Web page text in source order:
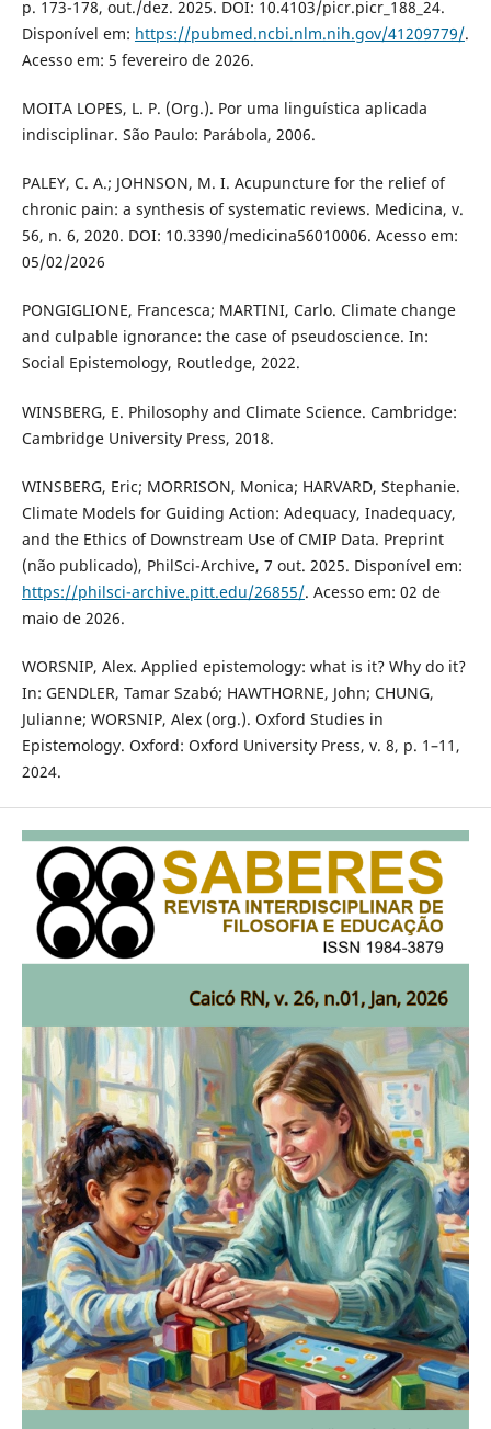
p. 173-178, out./dez. 2025. DOI: 10.4103/picr.picr_188_24.
Disponível em: https://pubmed.ncbi.nlm.nih.gov/41209779/.
Acesso em: 5 fevereiro de 2026.
MOITA LOPES, L. P. (Org.). Por uma linguística aplicada
indisciplinar. São Paulo: Parábola, 2006.
PALEY, C. A.; JOHNSON, M. I. Acupuncture for the relief of
chronic pain: a synthesis of systematic reviews. Medicina, v.
56, n. 6, 2020. DOI: 10.3390/medicina56010006. Acesso em:
05/02/2026
PONGIGLIONE, Francesca; MARTINI, Carlo. Climate change
and culpable ignorance: the case of pseudoscience. In:
Social Epistemology, Routledge, 2022.
WINSBERG, E. Philosophy and Climate Science. Cambridge:
Cambridge University Press, 2018.
WINSBERG, Eric; MORRISON, Monica; HARVARD, Stephanie.
Climate Models for Guiding Action: Adequacy, Inadequacy,
and the Ethics of Downstream Use of CMIP Data. Preprint
(não publicado), PhilSci-Archive, 7 out. 2025. Disponível em:
https://philsci-archive.pitt.edu/26855/. Acesso em: 02 de
maio de 2026.
WORSNIP, Alex. Applied epistemology: what is it? Why do it?
In: GENDLER, Tamar Szabó; HAWTHORNE, John; CHUNG,
Julianne; WORSNIP, Alex (org.). Oxford Studies in
Epistemology. Oxford: Oxford University Press, v. 8, p. 1–11,
2024.